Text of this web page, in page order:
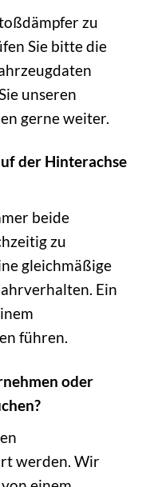
zu
Sie bitte die
unseren
gerne weiter.
der Hinterachse
beide
zu
gleichmäßige
Ein
führen.
oder
werden. Wir